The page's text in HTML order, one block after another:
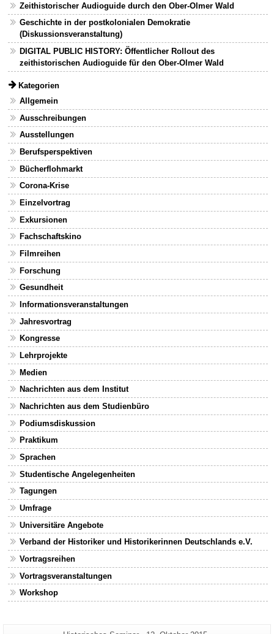
Zeithistorischer Audioguide durch den Ober-Olmer Wald
Geschichte in der postkolonialen Demokratie
(Diskussionsveranstaltung)
DIGITAL PUBLIC HISTORY: Öffentlicher Rollout des
zeithistorischen Audioguide für den Ober-Olmer Wald
Kategorien
Allgemein
Ausschreibungen
Ausstellungen
Berufsperspektiven
Bücherflohmarkt
Corona-Krise
Einzelvortrag
Exkursionen
Fachschaftskino
Filmreihen
Forschung
Gesundheit
Informationsveranstaltungen
Jahresvortrag
Kongresse
Lehrprojekte
Medien
Nachrichten aus dem Institut
Nachrichten aus dem Studienbüro
Podiumsdiskussion
Praktikum
Sprachen
Studentische Angelegenheiten
Tagungen
Umfrage
Universitäre Angebote
Verband der Historiker und Historikerinnen Deutschlands e.V.
Vortragsreihen
Vortragsveranstaltungen
Workshop